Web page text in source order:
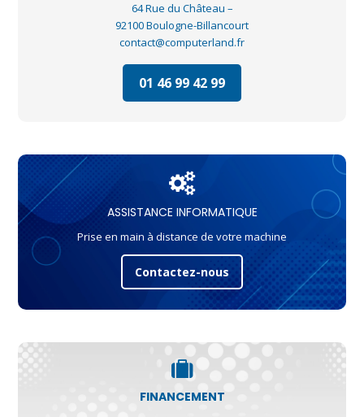
64 Rue du Château –
92100 Boulogne-Billancourt
contact@computerland.fr
01 46 99 42 99
ASSISTANCE INFORMATIQUE
Prise en main à distance de votre machine
Contactez-nous
FINANCEMENT